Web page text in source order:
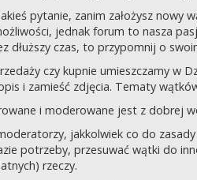
pytanie, zanim założysz
jednak forum to nasza
dłuższy czas, to przypomnij o
czy kupnie umieszczamy w
i zamieść zdjęcia. Tematy
i moderowane jest z dobrej
jakkolwiek co do
potrzeby, przesuwać wątki do
rzeczy.